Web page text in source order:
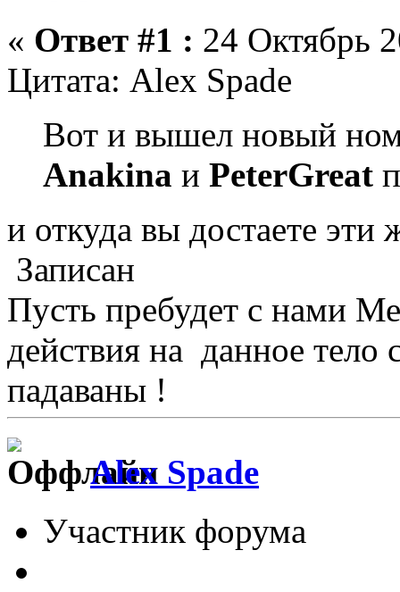
« Ответ #1 : 24 Октябрь
Цитата: Alex Spade
Вот и вышел новый
Anakina и PeterGreat
и откуда вы достаете
Записан
Пусть пребудет с нами
действия на данное тело
падаваны !
Alex Spade
Участник форума